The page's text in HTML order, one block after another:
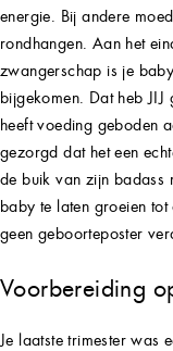
energie. Bij andere
rondhangen. Aan het
zwangerschap is je
bijgekomen. Dat heb
heeft voeding geboden
gezorgd dat het een
de buik van zijn badass
baby te laten groeien
geen geboorteposter
Voorbereiding
Je laatste trimester was